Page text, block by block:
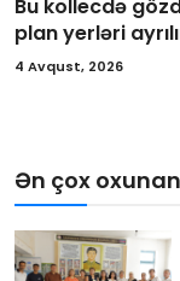
Bu kollecdə
plan yerləri
4 Avqust, 2026
Ən çox